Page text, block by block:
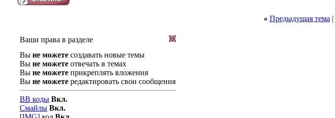
« Предыдущая тема |
Ваши права в разделе
Вы не можете создавать новые темы
Вы не можете отвечать в темах
Вы не можете прикреплять вложения
Вы не можете редактировать свои сообщения
BB коды Вкл.
Смайлы Вкл.